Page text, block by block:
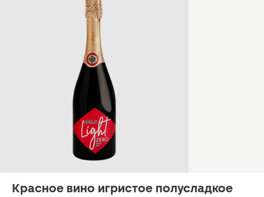
Красное вино игристое полусладкое